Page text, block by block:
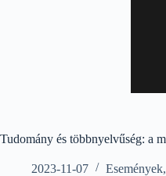
Tudomány és többnyelvűség: a
2023-11-07 Események,